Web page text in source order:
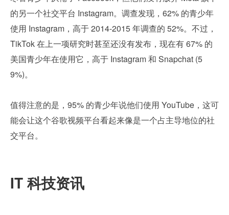
的另一个社交平台 Instagram。调查发现，62% 的青少年
使用 Instagram，高于 2014-2015 年调查的 52%。不过，
TikTok 在上一项研究时甚至还没有发布，现在有 67% 的
美国青少年在使用它，高于 Instagram 和 Snapchat (5
9%)。
值得注意的是，95% 的青少年说他们使用 YouTube，这可
能会让这个谷歌视频平台看起来像是一个占主导地位的社
交平台。
IT 科技资讯